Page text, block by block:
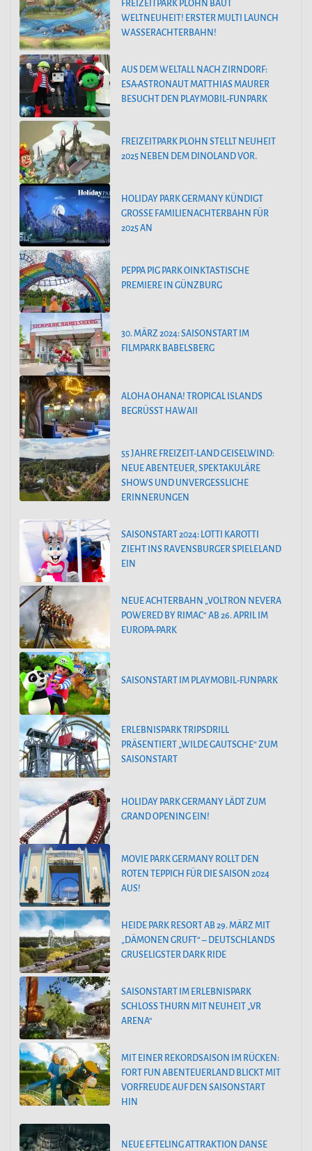
FREIZEITPARK PLOHN BAUT
WELTNEUHEIT! ERSTER MULTI LAUNCH
WASSERACHTERBAHN!
AUS DEM WELTALL NACH ZIRNDORF:
ESA-ASTRONAUT MATTHIAS MAURER
BESUCHT DEN PLAYMOBIL-FUNPARK
FREIZEITPARK PLOHN STELLT NEUHEIT
2025 NEBEN DEM DINOLAND VOR.
HOLIDAY PARK GERMANY KÜNDIGT
GROSSE FAMILIENACHTERBAHN FÜR 2
025 AN
PEPPA PIG PARK OINKTASTISCHE
PREMIERE IN GÜNZBURG
30. MÄRZ 2024: SAISONSTART IM
FILMPARK BABELSBERG
ALOHA OHANA! TROPICAL ISLANDS
BEGRÜSST HAWAII
55 JAHRE FREIZEIT-LAND GEISELWIND:
NEUE ABENTEUER, SPEKTAKULÄRE
SHOWS UND UNVERGESSLICHE
ERINNERUNGEN
SAISONSTART 2024: LOTTI KAROTTI
ZIEHT INS RAVENSBURGER SPIELELAND
EIN
NEUE ACHTERBAHN „VOLTRON NEVERA
POWERED BY RIMAC“ AB 26. APRIL IM
EUROPA-PARK
SAISONSTART IM PLAYMOBIL-FUNPARK
ERLEBNISPARK TRIPSDRILL
PRÄSENTIERT „WILDE GAUTSCHE“ ZUM
SAISONSTART
HOLIDAY PARK GERMANY LÄDT ZUM
GRAND OPENING EIN!
MOVIE PARK GERMANY ROLLT DEN
ROTEN TEPPICH FÜR DIE SAISON 2024
AUS!
HEIDE PARK RESORT AB 29. MÄRZ MIT
„DÄMONEN GRUFT“ – DEUTSCHLANDS
GRUSELIGSTER DARK RIDE
SAISONSTART IM ERLEBNISPARK
SCHLOSS THURN MIT NEUHEIT „VR
ARENA“
MIT EINER REKORDSAISON IM RÜCKEN:
FORT FUN ABENTEUERLAND BLICKT MIT
VORFREUDE AUF DEN SAISONSTART
HIN
NEUE EFTELING ATTRAKTION DANSE